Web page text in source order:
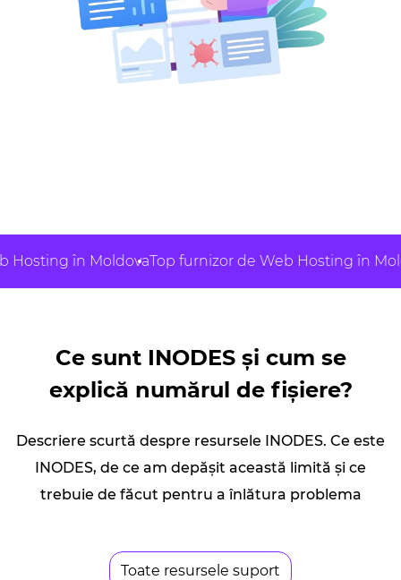
în MoldovaTop furnizor de Web Hosting în
Ce sunt INODES și cum se
explică numărul de fișiere?
Descriere scurtă despre resursele INODES. Ce este
INODES, de ce am depășit această limită și ce
trebuie de făcut pentru a înlătura problema
Toate resursele suport